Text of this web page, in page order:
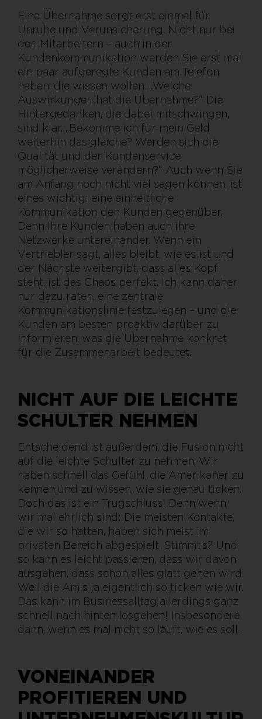
Eine Übernahme sorgt erst einmal für
Unruhe und Verunsicherung. Nicht nur bei
den Mitarbeitern – auch in der
Kundenkommunikation werden Sie erst mal
ein paar aufgeregte Kunden am Telefon
haben, die wissen wollen: „Welche
Auswirkungen hat die Übernahme?“ Die
Hintergedanken, die dabei mitschwingen,
sind klar. „Bekomme ich für mein Geld
weiterhin das gleiche? Werden sich die
Qualität und der Kundenservice
möglicherweise verändern?“ Auch wenn Sie
am Anfang noch nicht viel sagen können, ist
eines wichtig: eine einheitliche
Kommunikation den Kunden gegenüber.
Denn Ihre Kunden haben auch ihre
Netzwerke untereinander. Wenn ein
Vertriebler sagt, alles bleibt, wie es ist und
der Nächste weitergibt, dass alles Kopf
steht, ist das Chaos perfekt. Ich kann daher
nur dazu raten, eine zentrale
Kommunikationslinie festzulegen – und die
Kunden am besten proaktiv darüber zu
informieren, was die Übernahme konkret
für die Zusammenarbeit bedeutet.
NICHT AUF DIE LEICHTE
SCHULTER NEHMEN
Entscheidend ist außerdem, die Fusion nicht
auf die leichte Schulter zu nehmen. Wir
haben schnell das Gefühl, die Amerikaner zu
kennen und zu wissen, wie sie genau ticken.
Doch das ist ein Trugschluss! Denn wenn
wir mal ehrlich sind: Die meisten Kontakte,
die wir so hatten, haben sich meist im
privaten Bereich abgespielt. Stimmt’s? Und
so kann es leicht passieren, dass wir davon
ausgehen, dass schon alles glatt gehen wird.
Weil die Amis ja eigentlich so ticken wie wir.
Das kann im Businessalltag allerdings ganz
schnell nach hinten losgehen! Insbesondere
dann, wenn es mal nicht so läuft, wie es soll.
VONEINANDER
PROFITIEREN UND